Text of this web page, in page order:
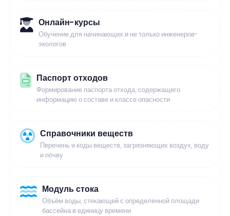
Онлайн-курсы
Обучение для начинающих и не только инженеров-
экологов
Паспорт отходов
Формирование паспорта отхода, содержащего
информацию о составе и классе опасности
Справочники веществ
Перечень и коды веществ, загрязняющих воздух, воду
и почву
Модуль стока
Объём воды, стекающей с определенной площади
бассейна в единицу времени